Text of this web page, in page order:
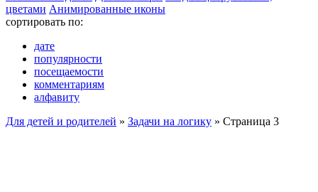
цветами Анимированные иконы
сортировать по:
дате
популярности
посещаемости
комментариям
алфавиту
Для детей и родителей » Задачи на логику » Страница 3